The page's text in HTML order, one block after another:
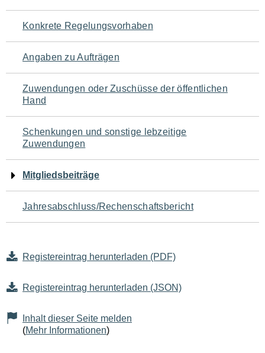
Seiteninhalt
Konkrete Regelungsvorhaben
Angaben zu Aufträgen
Zuwendungen oder Zuschüsse der öffentlichen
Hand
Schenkungen und sonstige lebzeitige
Zuwendungen
Mitgliedsbeiträge
Jahresabschluss/Rechenschaftsbericht
Registereintrag herunterladen (PDF)
Registereintrag herunterladen (JSON)
Inhalt dieser Seite melden
(Mehr Informationen)